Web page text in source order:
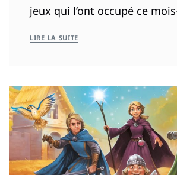
jeux qui l’ont occupé ce
LIRE LA SUITE